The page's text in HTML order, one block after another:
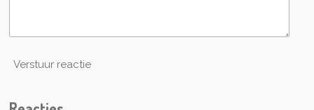
Verstuur reactie